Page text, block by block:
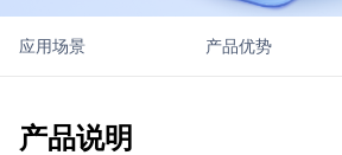
应用场景 产品优势
产品说明